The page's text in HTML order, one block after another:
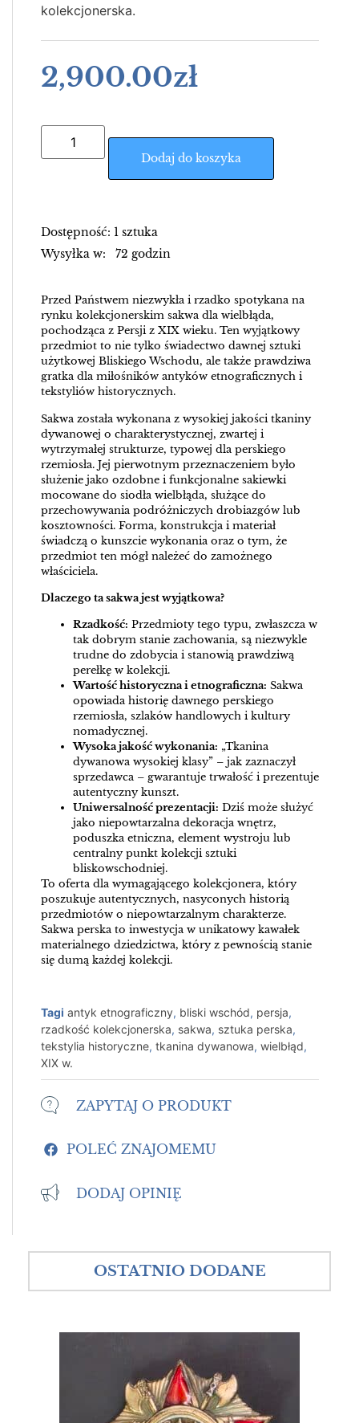
kolekcjonerska.
2,900.00zł
Dodaj do koszyka
Dostępność: 1 sztuka
Wysyłka w: 72 godzin
Przed Państwem niezwykła i rzadko spotykana na
rynku kolekcjonerskim sakwa dla wielbłąda,
pochodząca z Persji z XIX wieku. Ten wyjątkowy
przedmiot to nie tylko świadectwo dawnej sztuki
użytkowej Bliskiego Wschodu, ale także prawdziwa
gratka dla miłośników antyków etnograficznych i
tekstyliów historycznych.
Sakwa została wykonana z wysokiej jakości tkaniny
dywanowej o charakterystycznej, zwartej i
wytrzymałej strukturze, typowej dla perskiego
rzemiosła. Jej pierwotnym przeznaczeniem było
służenie jako ozdobne i funkcjonalne sakiewki
mocowane do siodła wielbłąda, służące do
przechowywania podróżniczych drobiazgów lub
kosztowności. Forma, konstrukcja i materiał
świadczą o kunszcie wykonania oraz o tym, że
przedmiot ten mógł należeć do zamożnego
właściciela.
Dlaczego ta sakwa jest wyjątkowa?
Rzadkość: Przedmioty tego typu, zwłaszcza w
tak dobrym stanie zachowania, są niezwykle
trudne do zdobycia i stanowią prawdziwą
perełkę w kolekcji.
Wartość historyczna i etnograficzna: Sakwa
opowiada historię dawnego perskiego
rzemiosła, szlaków handlowych i kultury
nomadycznej.
Wysoka jakość wykonania: „Tkanina
dywanowa wysokiej klasy” – jak zaznaczył
sprzedawca – gwarantuje trwałość i prezentuje
autentyczny kunszt.
Uniwersalność prezentacji: Dziś może służyć
jako niepowtarzalna dekoracja wnętrz,
poduszka etniczna, element wystroju lub
centralny punkt kolekcji sztuki
bliskowschodniej.
To oferta dla wymagającego kolekcjonera, który
poszukuje autentycznych, nasyconych historią
przedmiotów o niepowtarzalnym charakterze.
Sakwa perska to inwestycja w unikatowy kawałek
materialnego dziedzictwa, który z pewnością stanie
się dumą każdej kolekcji.
Tagi antyk etnograficzny, bliski wschód, persja,
rzadkość kolekcjonerska, sakwa, sztuka perska,
tekstylia historyczne, tkanina dywanowa, wielbłąd,
XIX w.
ZAPYTAJ O PRODUKT
POLEĆ ZNAJOMEMU
DODAJ OPINIĘ
OSTATNIO DODANE